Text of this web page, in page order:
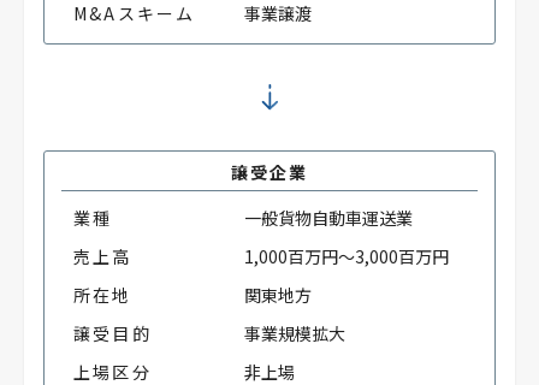
M&Aスキーム
事業譲渡
譲受企業
業種
一般貨物自動車運送業
売上高
1,000百万円～3,000百万円
所在地
関東地方
譲受目的
事業規模拡大
上場区分
非上場